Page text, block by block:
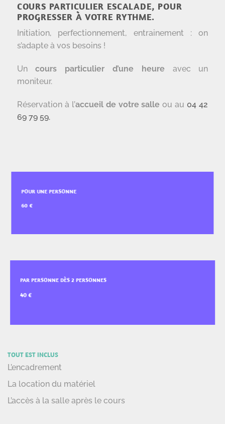
COURS PARTICULIER ESCALADE, POUR
PROGRESSER À VOTRE RYTHME.
Initiation, perfectionnement, entrainement : on
s’adapte à vos besoins !
Uncours particulier d’une heure avec un
moniteur.
Réservation à l’accueil de votre salle ou au 04 42
69 79 59.
PAR PERSONNE DÈS 2 PERSONNES
POUR UNE PERSONNE
TOUT EST INCLUS
L’encadrement
La location du matériel
L’accès à la salle après le cours